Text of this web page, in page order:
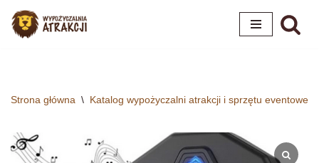
Przejdź
Strona główna \ Katalog wypożyczalni atrakcji i sprzętu eventowego